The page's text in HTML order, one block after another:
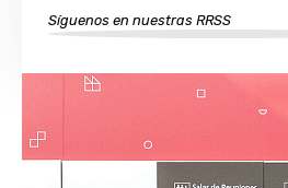
Síguenos en nuestras RRSS